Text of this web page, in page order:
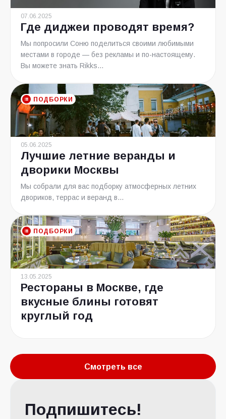
07.06.2025
Где диджеи проводят время?
Мы попросили Соню поделиться своими любимыми
местами в городе — без рекламы и по-настоящему.
Вы можете знать Rikks...
ПОДБОРКИ
05.06.2025
Лучшие летние веранды и
дворики Москвы
Мы собрали для вас подборку атмосферных летних
двориков, террас и веранд в...
ПОДБОРКИ
13.05.2025
Рестораны в Москве, где
вкусные блины готовят
круглый год
Смотреть все
Подпишитесь!